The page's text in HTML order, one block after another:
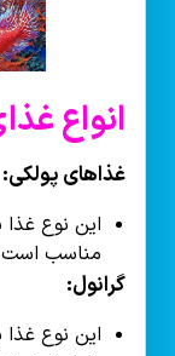
انواع
غذاهای پولکی:
این نوع غذا
مناسب است
گرانول:
این نوع